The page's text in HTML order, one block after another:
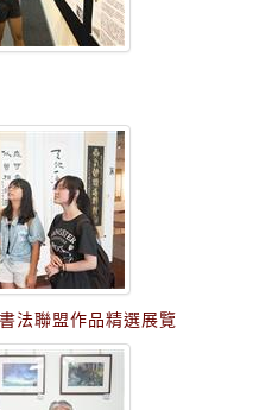
法聯盟作品精選展覽